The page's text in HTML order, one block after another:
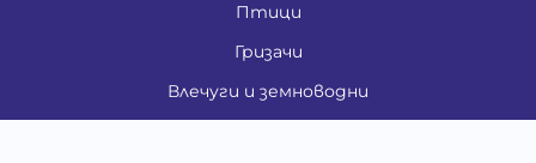
Птици
Гризачи
Влечуги и земноводни